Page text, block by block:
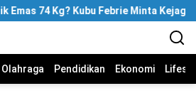
74 Kg? Kubu Febrie Minta Kejagung
Olahraga Pendidikan Ekonomi